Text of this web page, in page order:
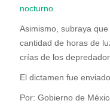
nocturno.
Asimismo, subraya
cantidad de horas de
crías de los
El dictamen fue
Por: Gobierno de